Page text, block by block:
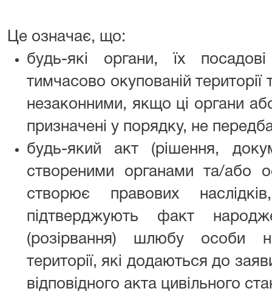
Це означає, що:
будь-які органи, їх
тимчасово окупованій території
незаконними, якщо ці органи
призначені у порядку, не
будь-який акт (рішення,
створеними органами та/або
створює правових
підтверджують факт
(розірвання) шлюбу особи
території, які додаються до
відповідного акта цивільного